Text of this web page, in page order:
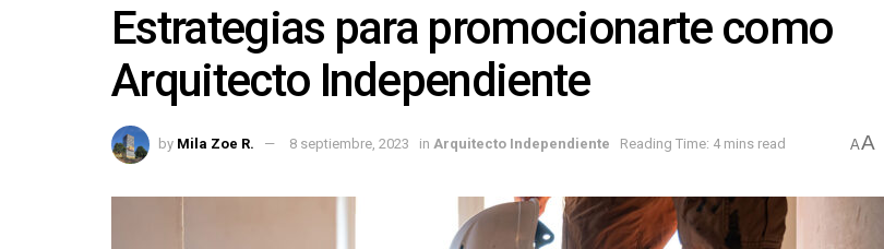
Estrategias para promocionarte como
Arquitecto Independiente
by Mila Zoe R. 8 septiembre, 2023 in Arquitecto Independiente Reading Time: 4 mins read AA